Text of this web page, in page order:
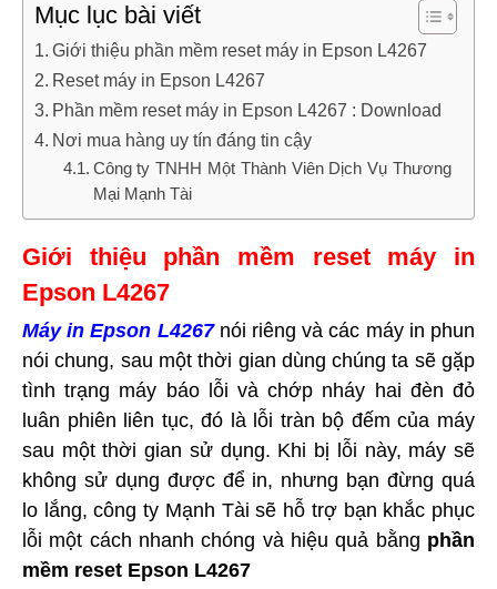
Mục lục bài viết
Giới thiệu phần mềm reset máy in Epson L4267
Reset máy in Epson L4267
Phần mềm reset máy in Epson L4267 : Download
Nơi mua hàng uy tín đáng tin cậy
Công ty TNHH Một Thành Viên Dịch Vụ Thương
Mại Mạnh Tài
Giới thiệu phần mềm reset máy in
Epson L4267
Máy in Epson L4267nói riêng và các máy in phun
nói chung, sau một thời gian dùng chúng ta sẽ gặp
tình trạng máy báo lỗi và chớp nháy hai đèn đỏ
luân phiên liên tục, đó là lỗi tràn bộ đếm của máy
sau một thời gian sử dụng. Khi bị lỗi này, máy sẽ
không sử dụng được để in, nhưng bạn đừng quá
lo lắng, công ty Mạnh Tài sẽ hỗ trợ bạn khắc phục
lỗi một cách nhanh chóng và hiệu quả bằng phần
mềm reset Epson L4267